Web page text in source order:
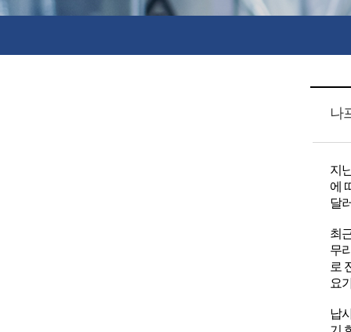
나
지
에
달
최
무
로
요
납